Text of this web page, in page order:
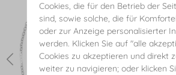
Cookies, die für den Betrieb der
sind, sowie solche, die für
oder zur Anzeige personalisierter
werden. Klicken Sie auf "alle
Cookies zu akzeptieren und direkt
weiter zu navigieren; oder klicken